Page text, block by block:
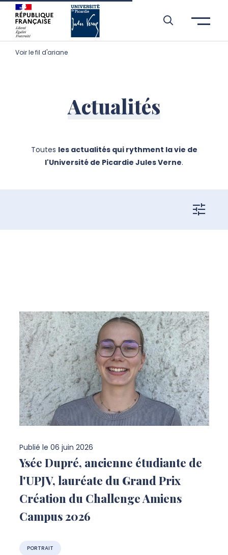
Aller à l’entête de page
Aller au menu principale
Aller au contenu principal
Aller à la recherche
Passer aux cookies
Aller au pied de page
Voir le fil d'ariane
Actualités
Toutes les actualités qui rythment la vie de
l'Université de Picardie Jules Verne.
Publié le 06 juin 2026
Ysée Dupré, ancienne étudiante de
l'UPJV, lauréate du Grand Prix
Création du Challenge Amiens
Campus 2026
PORTRAIT